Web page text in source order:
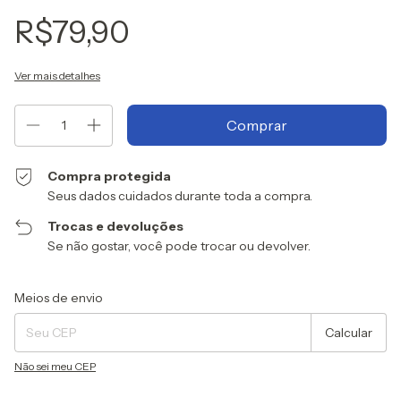
R$79,90
Ver mais detalhes
Compra protegida
Seus dados cuidados durante toda a compra.
Trocas e devoluções
Se não gostar, você pode trocar ou devolver.
Entregas para o CEP:
Meios de envio
Calcular
Não sei meu CEP